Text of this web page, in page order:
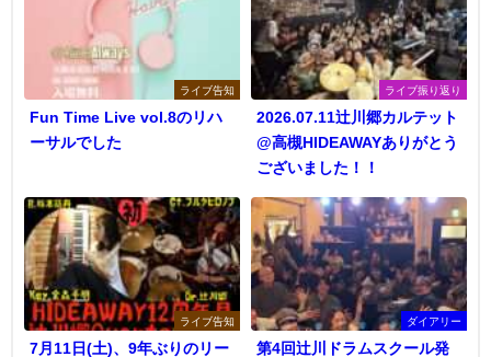
ライブ告知
Fun Time Live vol.8のリハ
ーサルでした
ライブ振り返り
2026.07.11辻川郷カルテット
@高槻HIDEAWAYありがとう
ございました！！
ライブ告知
7月11日(土)、9年ぶりのリー
ダイアリー
第4回辻川ドラムスクール発